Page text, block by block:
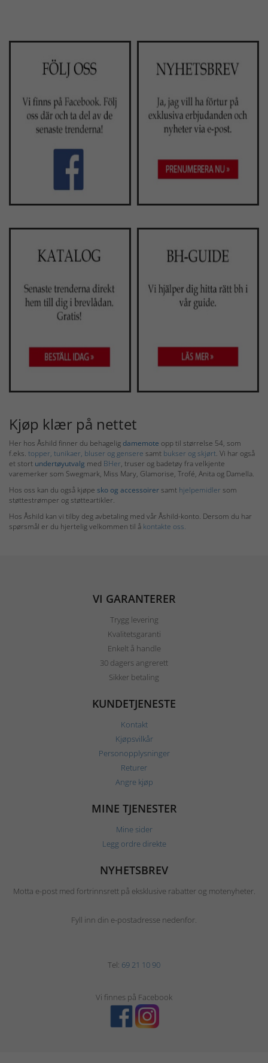
Kjøp klær på nettet
Her hos Åshild finner du behagelig damemote opp til størrelse 54, som
f.eks. topper, tunikaer, bluser og gensere samt bukser og skjørt. Vi har også
et stort undertøyutvalg med BHer, truser og badetøy fra velkjente
varemerker som Swegmark, Miss Mary, Glamorise, Trofé, Anita og Damella.
Hos oss kan du også kjøpe sko og accessoirer samt hjelpemidler som
støttestrømper og støtteartikler.
Hos Åshild kan vi tilby deg avbetaling med vår Åshild-konto. Dersom du har
spørsmål er du hjertelig velkommen til å kontakte oss.
VI GARANTERER
Trygg levering
Kvalitetsgaranti
Enkelt å handle
30 dagers angrerett
Sikker betaling
KUNDETJENESTE
Kontakt
Kjøpsvilkår
Personopplysninger
Returer
Angre kjøp
MINE TJENESTER
Mine sider
Legg ordre direkte
NYHETSBREV
Motta e-post med fortrinnsrett på eksklusive rabatter og motenyheter.
Fyll inn din e-postadresse nedenfor.
Tel: 69 21 10 90
Vi finnes på Facebook